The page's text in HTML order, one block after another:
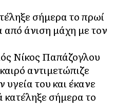
σήμερα το πρωί
από άνιση μάχη με τον
Νίκος Παπάζογλου
αντιμετώπιζε
του και έκανε
κατέληξε σήμερα το